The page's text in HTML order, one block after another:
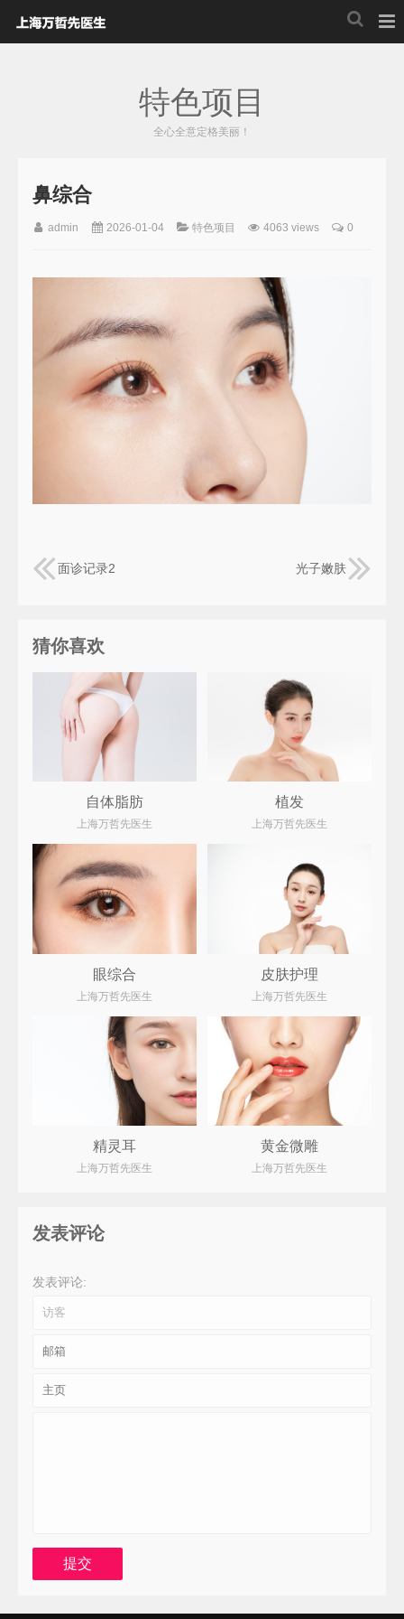
特色项目
全心全意定格美丽！
鼻综合
admin 2026-01-04 特色项目 4063 views 0
面诊记录2 光子嫩肤
猜你喜欢
自体脂肪
上海万哲先医生
植发
上海万哲先医生
眼综合
上海万哲先医生
皮肤护理
上海万哲先医生
精灵耳
上海万哲先医生
黄金微雕
上海万哲先医生
发表评论
发表评论: